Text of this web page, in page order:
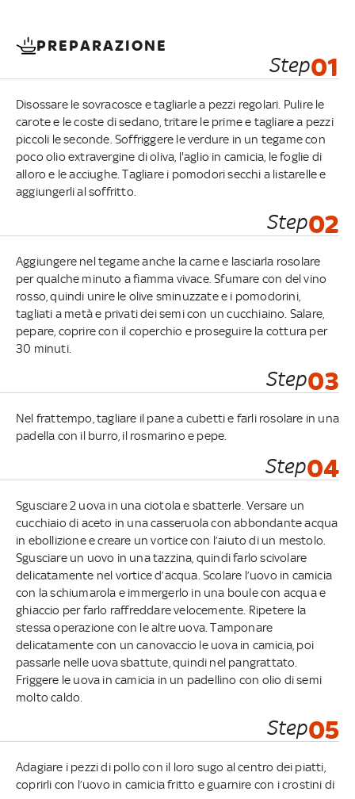
PREPARAZIONE
Step01
Disossare le sovracosce e tagliarle a pezzi regolari. Pulire le
carote e le coste di sedano, tritare le prime e tagliare a pezzi
piccoli le seconde. Soffriggere le verdure in un tegame con
poco olio extravergine di oliva, l'aglio in camicia, le foglie di
alloro e le acciughe. Tagliare i pomodori secchi a listarelle e
aggiungerli al soffritto.
Step02
Aggiungere nel tegame anche la carne e lasciarla rosolare
per qualche minuto a fiamma vivace. Sfumare con del vino
rosso, quindi unire le olive sminuzzate e i pomodorini,
tagliati a metà e privati dei semi con un cucchiaino. Salare,
pepare, coprire con il coperchio e proseguire la cottura per
30 minuti.
Step03
Nel frattempo, tagliare il pane a cubetti e farli rosolare in una
padella con il burro, il rosmarino e pepe.
Step04
Sgusciare 2 uova in una ciotola e sbatterle. Versare un
cucchiaio di aceto in una casseruola con abbondante acqua
in ebollizione e creare un vortice con l’aiuto di un mestolo.
Sgusciare un uovo in una tazzina, quindi farlo scivolare
delicatamente nel vortice d’acqua. Scolare l’uovo in camicia
con la schiumarola e immergerlo in una boule con acqua e
ghiaccio per farlo raffreddare velocemente. Ripetere la
stessa operazione con le altre uova. Tamponare
delicatamente con un canovaccio le uova in camicia, poi
passarle nelle uova sbattute, quindi nel pangrattato.
Friggere le uova in camicia in un padellino con olio di semi
molto caldo.
Step05
Adagiare i pezzi di pollo con il loro sugo al centro dei piatti,
coprirli con l’uovo in camicia fritto e guarnire con i crostini di